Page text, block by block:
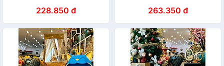
228.850 đ 263.350 đ